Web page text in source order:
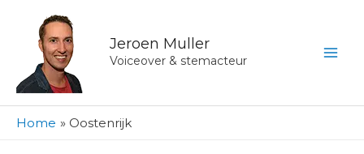
inhoud
Jeroen Muller
Voiceover & stemacteur
Home Oostenrijk